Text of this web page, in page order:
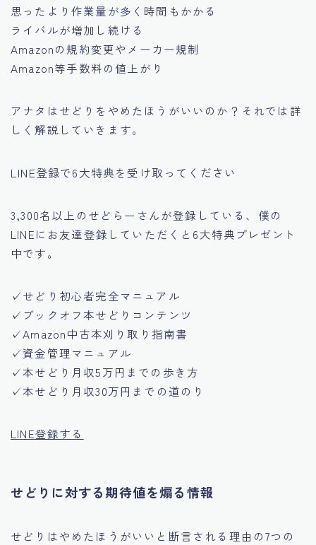
思ったより作業量が多く時間もかかる
ライバルが増加し続ける
Amazonの規約変更やメーカー規制
Amazon等手数料の値上がり
アナタはせどりをやめたほうがいいのか？それでは詳
しく解説していきます。
LINE登録で6大特典を受け取ってください
3,300名以上のせどらーさんが登録している、僕の
LINEにお友達登録していただくと6大特典プレゼント
中です。
✓せどり初心者完全マニュアル
✓ブックオフ本せどりコンテンツ
✓Amazon中古本刈り取り指南書
✓資金管理マニュアル
✓本せどり月収5万円までの歩き方
✓本せどり月収30万円までの道のり
LINE登録する
せどりに対する期待値を煽る情報
せどりはやめたほうがいいと断言される理由の7つの